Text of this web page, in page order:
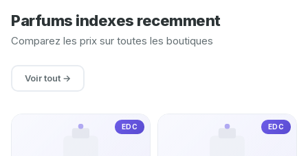
Parfums indexes recemment
Comparez les prix sur toutes les boutiques
Voir tout →
EDC EDC